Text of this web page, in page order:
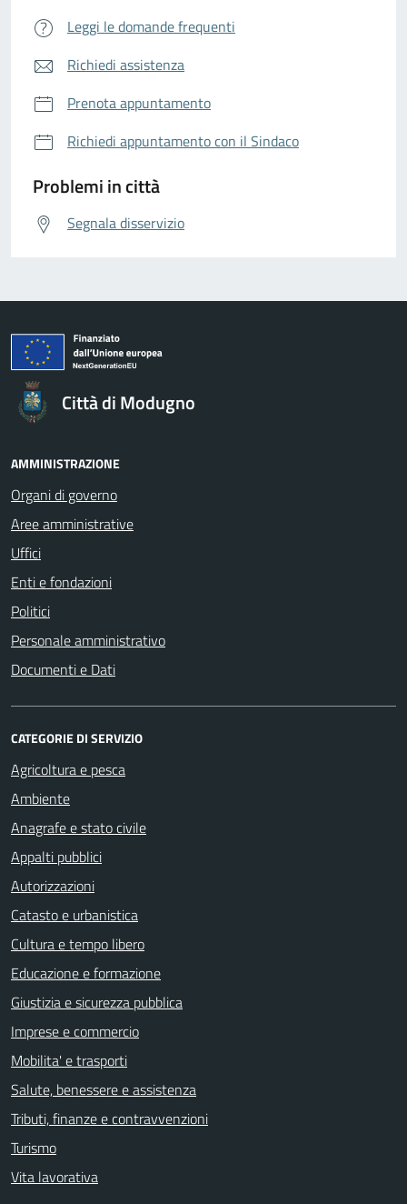
Leggi le domande frequenti
Richiedi assistenza
Prenota appuntamento
Richiedi appuntamento con il Sindaco
Problemi in città
Segnala disservizio
Città di Modugno
AMMINISTRAZIONE
Organi di governo
Aree amministrative
Uffici
Enti e fondazioni
Politici
Personale amministrativo
Documenti e Dati
CATEGORIE DI SERVIZIO
Agricoltura e pesca
Ambiente
Anagrafe e stato civile
Appalti pubblici
Autorizzazioni
Catasto e urbanistica
Cultura e tempo libero
Educazione e formazione
Giustizia e sicurezza pubblica
Imprese e commercio
Mobilita' e trasporti
Salute, benessere e assistenza
Tributi, finanze e contravvenzioni
Turismo
Vita lavorativa